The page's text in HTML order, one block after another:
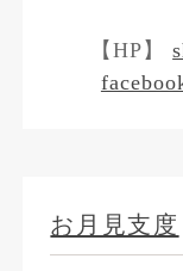
【HP】
お月見支度